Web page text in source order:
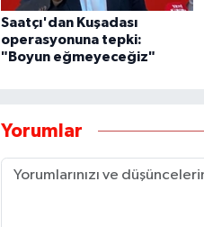
Saatçı'dan Kuşadası
operasyonuna tepki:
"Boyun eğmeyeceğiz"
Yorumlar